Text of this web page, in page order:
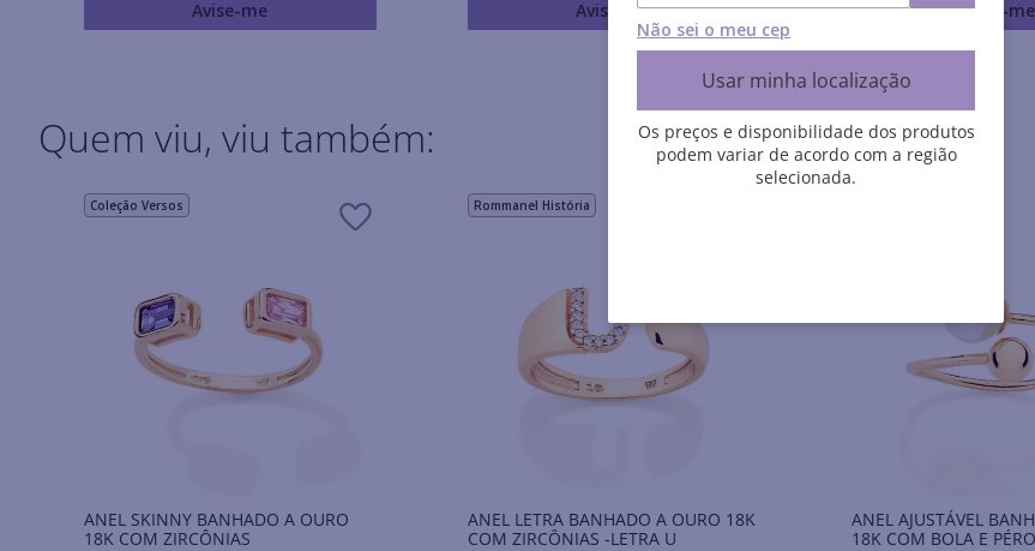
Avise-me Avise-me Avise-me
Quem viu, viu também:
Coleção Versos
ANEL SKINNY BANHADO A OURO
18K COM ZIRCÔNIAS
Rommanel História
ANEL LETRA BANHADO A OURO 18K
COM ZIRCÔNIAS -LETRA U
ANEL AJUSTÁVEL
18K COM BOLA E
Não sei o meu cep
Usar minha localização
Os preços e disponibilidade dos produtos
podem variar de acordo com a região
selecionada.